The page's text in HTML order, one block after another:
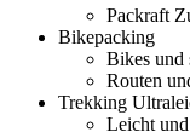
Packraft
Bikepacking
Bikes und
Routen
Trekking
Leicht